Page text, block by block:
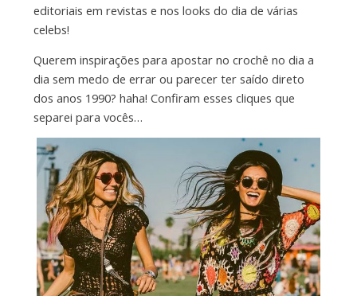
editoriais em revistas e nos looks do dia de várias
celebs!
Querem inspirações para apostar no crochê no dia a
dia sem medo de errar ou parecer ter saído direto
dos anos 1990? haha! Confiram esses cliques que
separei para vocês…